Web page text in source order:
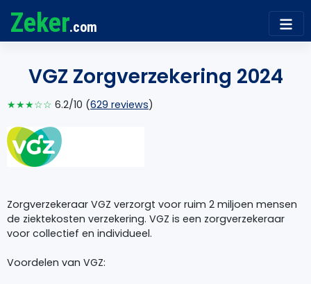
Zeker.com
VGZ Zorgverzekering 2024
★★★☆☆ 6.2/10 (629 reviews)
Zorgverzekeraar VGZ verzorgt voor ruim 2 miljoen mensen
de ziektekosten verzekering. VGZ is een zorgverzekeraar
voor collectief en individueel.
Voordelen van VGZ: